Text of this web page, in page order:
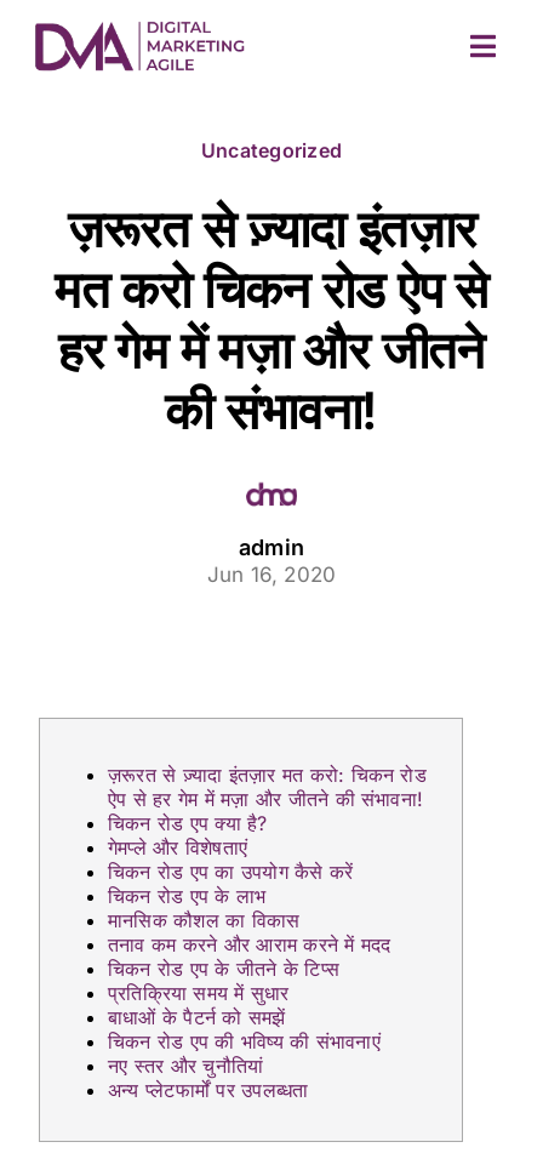
content
Uncategorized
ज़रूरत से ज़्यादा इंतज़ार
मत करो चिकन रोड ऐप से
हर गेम में मज़ा और जीतने
की संभावना!
admin
Jun 16, 2020
ज़रूरत से ज़्यादा इंतज़ार मत करो: चिकन रोड
ऐप से हर गेम में मज़ा और जीतने की संभावना!
चिकन रोड एप क्या है?
गेमप्ले और विशेषताएं
चिकन रोड एप का उपयोग कैसे करें
चिकन रोड एप के लाभ
मानसिक कौशल का विकास
तनाव कम करने और आराम करने में मदद
चिकन रोड एप के जीतने के टिप्स
प्रतिक्रिया समय में सुधार
बाधाओं के पैटर्न को समझें
चिकन रोड एप की भविष्य की संभावनाएं
नए स्तर और चुनौतियां
अन्य प्लेटफार्मों पर उपलब्धता